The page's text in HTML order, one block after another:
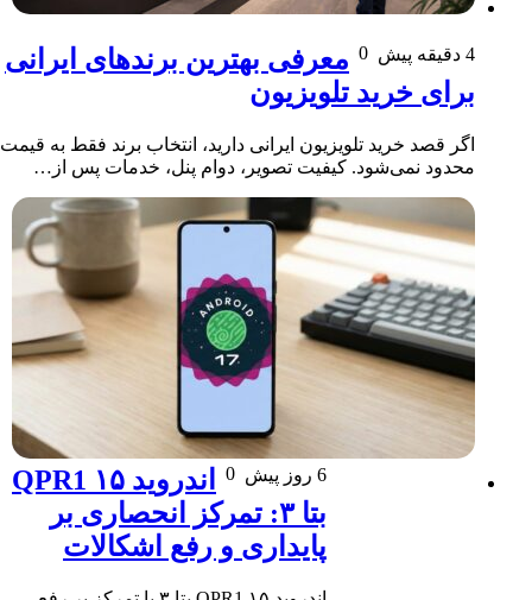
0 معرفی بهترین برندهای ایرانی
برای خرید تلویزیون
اگر قصد خرید تلویزیون ایرانی دارید، انتخاب برند فقط به قیمت
محدود نمی‌شود. کیفیت تصویر، دوام پنل، خدمات پس از…
0
اندروید ۱۵ QPR1
بتا ۳: تمرکز انحصاری بر
پایداری و رفع اشکالات